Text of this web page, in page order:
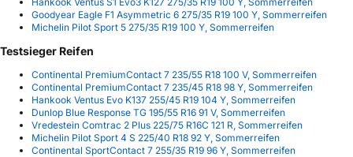
Goodyear Eagle F1 Asymmetric 6 275/35 R19 100 Y, Sommerreifen
Michelin Pilot Sport 5 275/35 R19 100 Y, Sommerreifen
Testsieger Reifen
Continental PremiumContact 7 235/55 R18 100 V, Sommerreifen
Continental PremiumContact 7 235/45 R18 98 Y, Sommerreifen
Hankook Ventus Evo K137 255/45 R19 104 Y, Sommerreifen
Dunlop Blue Response TG 195/55 R16 91 V, Sommerreifen
Vredestein Comtrac 2 Plus 225/75 R16C 121 R, Sommerreifen
Michelin Pilot Sport 4 S 225/40 R18 92 Y, Sommerreifen
Continental SportContact 7 255/35 R19 96 Y, Sommerreifen